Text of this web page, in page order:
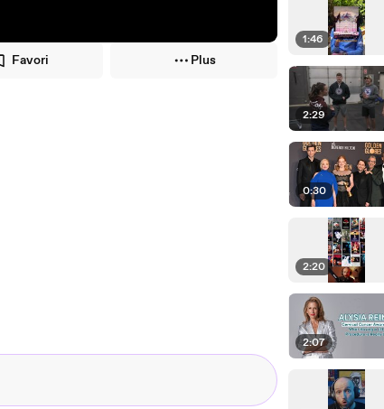
Favori Plus
1:46
2:29
0:30
2:20
2:07